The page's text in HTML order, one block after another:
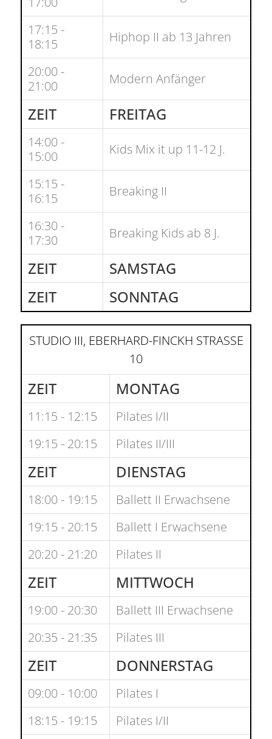
17:15 -
18:15
Hiphop II ab 13 Jahren
20:00 -
21:00
Modern Anfänger
ZEIT FREITAG
14:00 -
15:00
Kids Mix it up 11-12 J.
15:15 -
16:15
Breaking II
16:30 -
17:30
Breaking Kids ab 8 J.
ZEIT
SAMSTAG
ZEIT
SONNTAG
STUDIO III, EBERHARD-FINCKH STRASSE 1
0
ZEIT MONTAG
11:15 - 12:15
Pilates I/II
19:15 - 20:15
Pilates II/III
ZEIT DIENSTAG
18:00 - 19:15
Ballett II Erwachsene
19:15 - 20:15
Ballett I Erwachsene
20:20 - 21:20
Pilates II
ZEIT MITTWOCH
19:00 - 20:30
Ballett III Erwachsene
20:35 - 21:35
Pilates III
ZEIT DONNERSTAG
09:00 - 10:00
Pilates I
18:15 - 19:15
Pilates I/II